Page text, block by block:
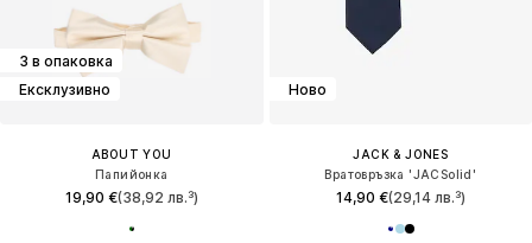
3 в опаковка
Ексклузивно
ABOUT YOU
Папийонка
19,90 €(38,92 лв.³)
Ново
JACK & JONES
Вратовръзка 'JACSolid'
14,90 €(29,14 лв.³)